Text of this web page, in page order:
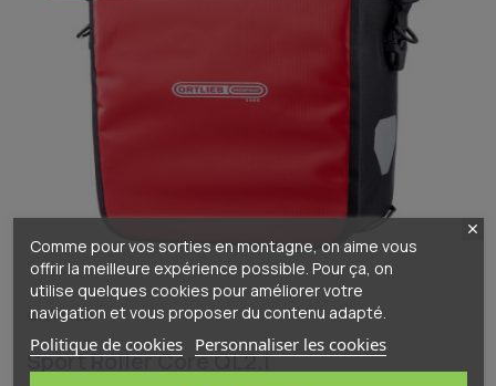
ORTLIEB
Sport Roller Core QL2.1
Comme pour vos sorties en montagne, on aime vous
offrir la meilleure expérience possible. Pour ça, on
utilise quelques cookies pour améliorer votre
navigation et vous proposer du contenu adapté.
Politique de cookies Personnaliser les cookies